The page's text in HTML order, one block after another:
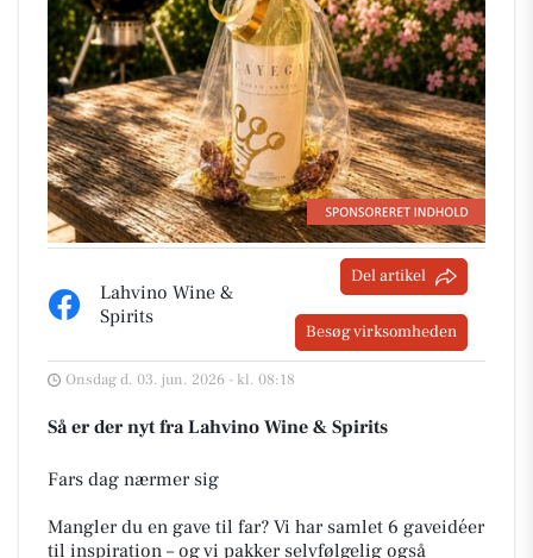
Lahvino Wine &
Spirits
Del artikel
Besøg virksomheden
Onsdag d. 03. jun. 2026 - kl. 08:18
Så er der nyt fra Lahvino Wine & Spirits
Fars dag nærmer sig
Mangler du en gave til far? Vi har samlet 6 gaveidéer
til inspiration – og vi pakker selvfølgelig også